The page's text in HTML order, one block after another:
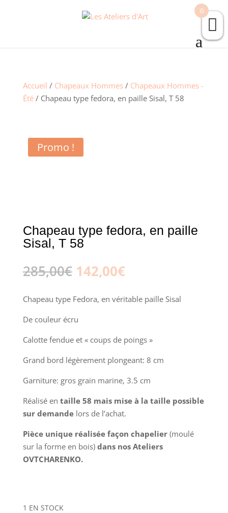
Accueil / Chapeaux Hommes/ Chapeaux Hommes -
Été/ Chapeau type fedora, en paille Sisal, T 58
Promo !
Chapeau type fedora, en paille
Sisal, T 58
285,00€ Le
prix
initial
était :
285,00€.
142,00€Le
actuel
est :
Chapeau type Fedora, en véritable paille Sisal
De couleur écru
Calotte fendue et « coups de poings »
Grand bord légèrement plongeant: 8 cm
Garniture: gros grain marine, 3.5 cm
Réalisé en taille 58 mais mise à la taille possible
sur demandelors de l’achat.
Pièce unique réalisée façon chapelier (moulé
sur la forme en bois)dans nos Ateliers
OVTCHARENKO.
1 EN STOCK
0